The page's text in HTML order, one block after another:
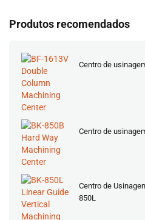
Produtos recomendados
Centro de
Centro de
Centro de
850L